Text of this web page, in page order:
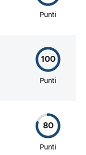
Punti
100
Punti
80
Punti